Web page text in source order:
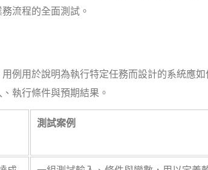
流程的全面測試。
例用於說明為執行特定任務而設計的系統應
執行條件與預期結果。
測試案例